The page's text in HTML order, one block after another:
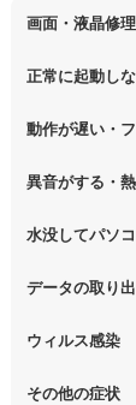
【デスクトッ
【デスクトッ
【デスクトッ
画面・液晶修理
【ノートパソ
正常に起動し
【ノートパソ
【ノートパソ
【ノートパソ
動作が遅い・
【ノートパソ
異音がする・
【ノートパソ
水没してパソ
【ノートパソ
データの取り
【ノートパソ
ウィルス感染
【ノートパソ
その他の症状